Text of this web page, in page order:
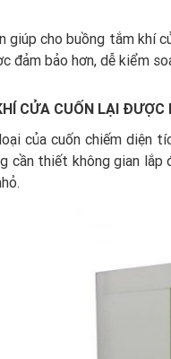
giúp cho buồng tắm khí
đảm bảo hơn, dễ kiểm
CỬA CUỐN LẠI ĐƯỢC
của cuốn chiếm diện
cần thiết không gian